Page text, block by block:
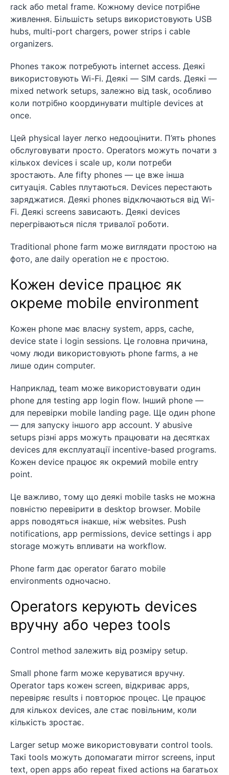
rack або metal frame. Кожному device потрібне
живлення. Більшість setups використовують USB
hubs, multi-port chargers, power strips і cable
organizers.
Phones також потребують internet access. Деякі
використовують Wi-Fi. Деякі — SIM cards. Деякі —
mixed network setups, залежно від task, особливо
коли потрібно координувати multiple devices at
once.
Цей physical layer легко недооцінити. П’ять phones
обслуговувати просто. Operators можуть почати з
кількох devices і scale up, коли потреби
зростають. Але fifty phones — це вже інша
ситуація. Cables плутаються. Devices перестають
заряджатися. Деякі phones відключаються від Wi-
Fi. Деякі screens зависають. Деякі devices
перегріваються після тривалої роботи.
Traditional phone farm може виглядати простою на
фото, але daily operation не є простою.
Кожен device працює як
окреме mobile environment
Кожен phone має власну system, apps, cache,
device state і login sessions. Це головна причина,
чому люди використовують phone farms, а не
лише один computer.
Наприклад, team може використовувати один
phone для testing app login flow. Інший phone —
для перевірки mobile landing page. Ще один phone
— для запуску іншого app account. У abusive
setups різні apps можуть працювати на десятках
devices для експлуатації incentive-based programs.
Кожен device працює як окремий mobile entry
point.
Це важливо, тому що деякі mobile tasks не можна
повністю перевірити в desktop browser. Mobile
apps поводяться інакше, ніж websites. Push
notifications, app permissions, device settings і app
storage можуть впливати на workflow.
Phone farm дає operator багато mobile
environments одночасно.
Operators керують devices
вручну або через tools
Control method залежить від розміру setup.
Small phone farm може керуватися вручну.
Operator taps кожен screen, відкриває apps,
перевіряє results і повторює процес. Це працює
для кількох devices, але стає повільним, коли
кількість зростає.
Larger setup може використовувати control tools.
Такі tools можуть допомагати mirror screens, input
text, open apps або repeat fixed actions на багатьох